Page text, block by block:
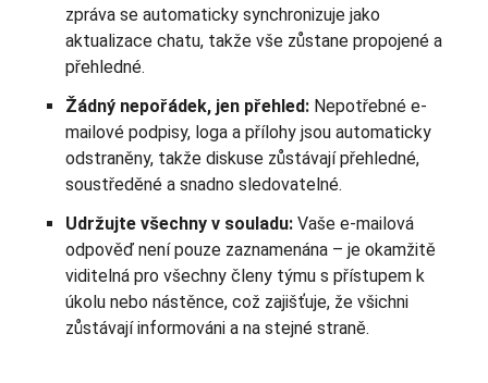
zpráva se automaticky synchronizuje jako
aktualizace chatu, takže vše zůstane propojené a
přehledné.
Žádný nepořádek, jen přehled: Nepotřebné e-
mailové podpisy, loga a přílohy jsou automaticky
odstraněny, takže diskuse zůstávají přehledné,
soustředěné a snadno sledovatelné.
Udržujte všechny v souladu: Vaše e-mailová
odpověď není pouze zaznamenána – je okamžitě
viditelná pro všechny členy týmu s přístupem k
úkolu nebo nástěnce, což zajišťuje, že všichni
zůstávají informováni a na stejné straně.